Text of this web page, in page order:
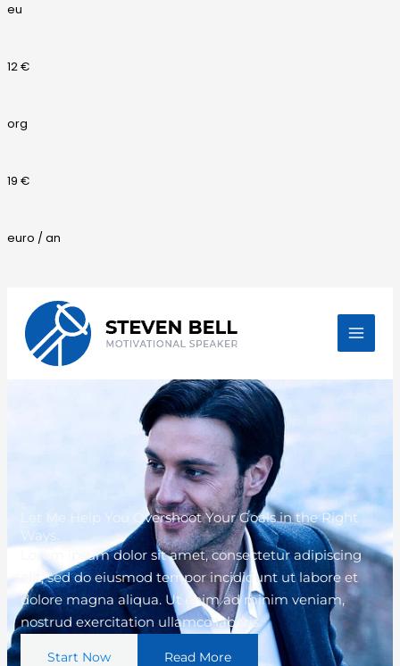
eu
12 €
org
19 €
euro / an